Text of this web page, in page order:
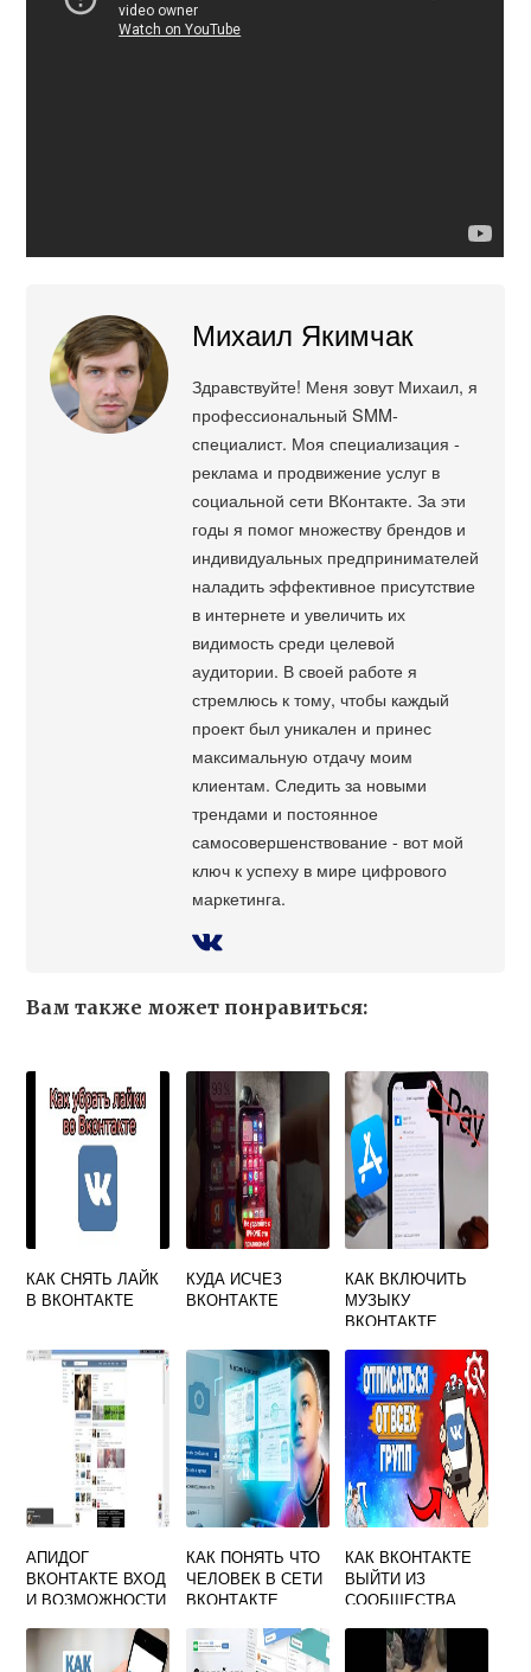
Михаил Якимчак
Здравствуйте! Меня зовут Михаил, я
профессиональный SMM-
специалист. Моя специализация -
реклама и продвижение услуг в
социальной сети ВКонтакте. За эти
годы я помог множеству брендов и
индивидуальных предпринимателей
наладить эффективное присутствие
в интернете и увеличить их
видимость среди целевой
аудитории. В своей работе я
стремлюсь к тому, чтобы каждый
проект был уникален и принес
максимальную отдачу моим
клиентам. Следить за новыми
трендами и постоянное
самосовершенствование - вот мой
ключ к успеху в мире цифрового
маркетинга.
Вам также может понравиться:
КАК СНЯТЬ ЛАЙК
В ВКОНТАКТЕ
КУДА ИСЧЕЗ
ВКОНТАКТЕ
КАК ВКЛЮЧИТЬ
МУЗЫКУ
ВКОНТАКТЕ
АПИДОГ
ВКОНТАКТЕ ВХОД
И ВОЗМОЖНОСТИ
КАК ПОНЯТЬ ЧТО
ЧЕЛОВЕК В СЕТИ
ВКОНТАКТЕ
КАК ВКОНТАКТЕ
ВЫЙТИ ИЗ
СООБЩЕСТВА